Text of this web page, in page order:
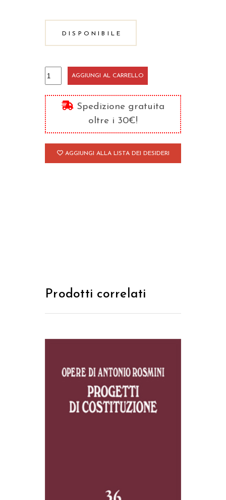
DISPONIBILE
Nuovo
saggio
sull'origine
delle
idee
quantità
AGGIUNGI AL CARRELLO
Spedizione gratuita
oltre i 30€!
AGGIUNGI ALLA LISTA DEI DESIDERI
Prodotti correlati